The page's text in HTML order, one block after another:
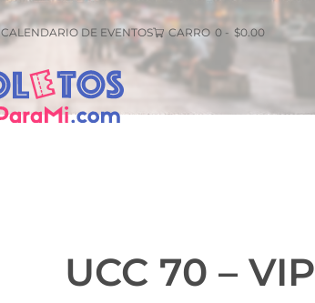
CALENDARIO DE EVENTOS CARRO 0- $0.00
UCC 70 – VIP